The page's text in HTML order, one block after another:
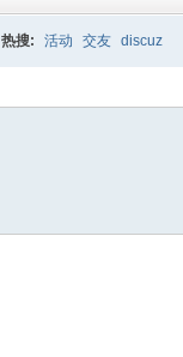
热搜: 活动 交友 discuz